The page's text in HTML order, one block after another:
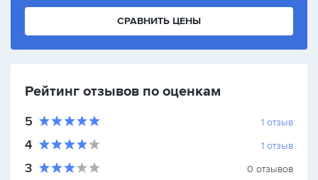
СРАВНИТЬ ЦЕНЫ
Рейтинг отзывов по оценкам
5 1 отзыв
4 1 отзыв
3 0 отзывов